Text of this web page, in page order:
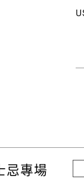
忌專場